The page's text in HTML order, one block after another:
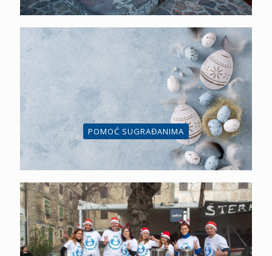
POMOĆ SUGRAĐANIMA